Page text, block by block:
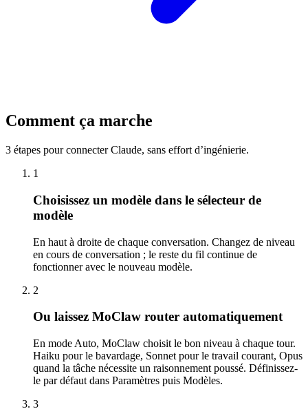
Comment ça marche
3 étapes pour connecter Claude, sans effort d’ingénierie.
1
Choisissez un modèle dans le sélecteur de
modèle
En haut à droite de chaque conversation. Changez de niveau
en cours de conversation ; le reste du fil continue de
fonctionner avec le nouveau modèle.
2
Ou laissez MoClaw router automatiquement
En mode Auto, MoClaw choisit le bon niveau à chaque tour.
Haiku pour le bavardage, Sonnet pour le travail courant, Opus
quand la tâche nécessite un raisonnement poussé. Définissez-
le par défaut dans Paramètres puis Modèles.
3